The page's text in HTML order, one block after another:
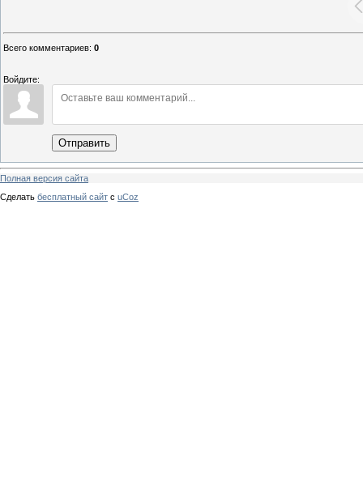
Всего комментариев: 0
Войдите:
Отправить
Полная версия сайта
Сделать бесплатный сайт с uCoz